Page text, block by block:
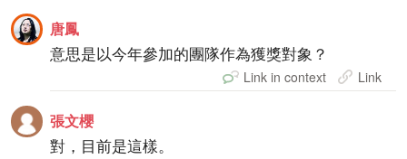
唐鳳
意思是以今年參加的團隊作為獲獎對象？
Link in context Link
張文櫻
對，目前是這樣。